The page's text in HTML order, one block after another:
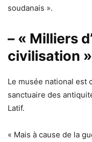
soudanais ».
– « Milliers
civilisation
Le musée national est
sanctuaire des
Latif.
« Mais à cause de la